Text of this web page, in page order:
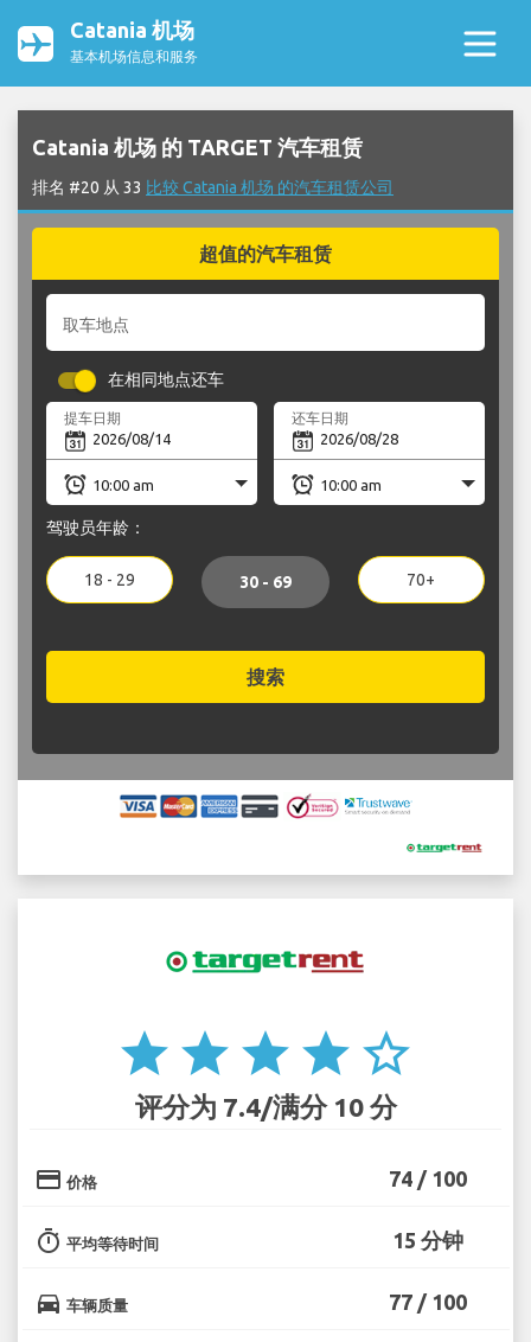
Catania 机场
基本机场信息和服务
Catania 机场 的 TARGET 汽车租赁
排名 #20 从 33 比较 Catania 机场 的汽车租赁公司
超值的汽车租赁
取车地点
在相同地点还车
提车日期 还车日期
驾驶员年龄：
18 - 29 30 - 69 70+
搜索
star star star star star_border
评分为 7.4/满分 10 分
credit_card 价格 74 / 100
timer 平均等待时间 15 分钟
directions_car 车辆质量 77 / 100